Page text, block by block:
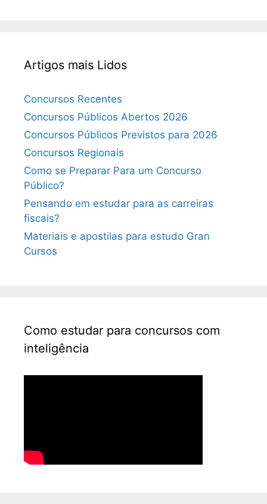
Artigos mais Lidos
Concursos Recentes
Concursos Públicos Abertos 2026
Concursos Públicos Previstos para 2026
Concursos Regionais
Como se Preparar Para um Concurso
Público?
Pensando em estudar para as carreiras
fiscais?
Materiais e apostilas para estudo Gran
Cursos
Como estudar para concursos com
inteligência